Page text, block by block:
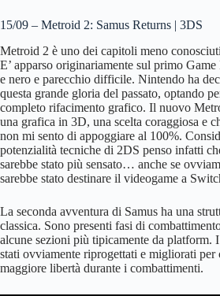
15/09 – Metroid 2: Samus Returns | 3DS
Metroid 2 è uno dei capitoli meno
E’ apparso originariamente sul primo
e nero e parecchio difficile. Nintendo ha
questa grande gloria del passato, optando
completo rifacimento grafico. Il nuovo
una grafica in 3D, una scelta coraggiosa e
non mi sento di appoggiare al 100%.
potenzialità tecniche di 2DS penso infatti
sarebbe stato più sensato… anche se
sarebbe stato destinare il videogame a
La seconda avventura di Samus ha una
classica. Sono presenti fasi di
alcune sezioni più tipicamente da platform.
stati ovviamente riprogettati e migliorati per
maggiore libertà durante i combattimenti.